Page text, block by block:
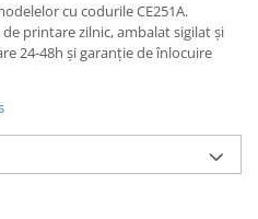
cu codurile CE251A.
printare zilnic, ambalat sigilat și
24-48h și garanție de înlocuire